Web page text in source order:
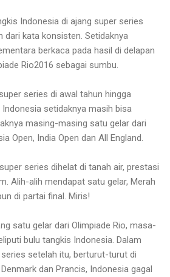
Indonesia di ajang super series
dari kata konsisten. Setidaknya
berkaca pada hasil di delapan
Rio2016 sebagai sumbu.
series di awal tahun hingga
Indonesia setidaknya masih bisa
masing-masing satu gelar dari
Open, India Open dan All England.
series dihelat di tanah air, prestasi
Alih-alih mendapat satu gelar, Merah
di partai final. Miris!
satu gelar dari Olimpiade Rio, masa-
bulu tangkis Indonesia. Dalam
setelah itu, berturut-turut di
dan Prancis, Indonesia gagal